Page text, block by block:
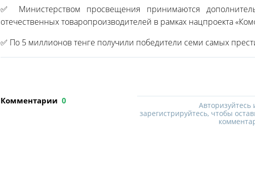
✅ Министерством просвещения принимаются
отечественных товаропроизводителей в рамках нацпроекта
✅ По 5 миллионов тенге получили победители семи самых
Комментарии 0
Авторизуйтесь
зарегистрируйтесь, чтобы